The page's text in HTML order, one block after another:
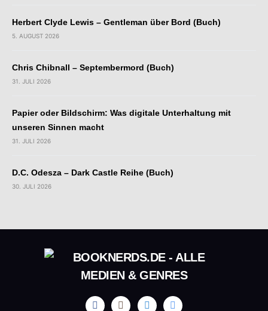
Herbert Clyde Lewis – Gentleman über Bord (Buch)
5. AUGUST 2026
Chris Chibnall – Septembermord (Buch)
31. JULI 2026
Papier oder Bildschirm: Was digitale Unterhaltung mit
unseren Sinnen macht
31. JULI 2026
D.C. Odesza – Dark Castle Reihe (Buch)
30. JULI 2026